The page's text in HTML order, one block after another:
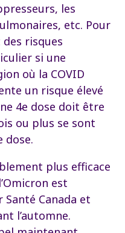
les
etc. Pour
risques
si une
où la COVID
un risque élevé
4e dose doit être
ou plus se sont
dose.
plus efficace
est
Santé Canada et
l’automne.